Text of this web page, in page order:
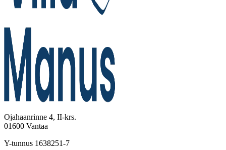
Ojahaanrinne 4, II-krs.
01600 Vantaa
Y-tunnus 1638251-7